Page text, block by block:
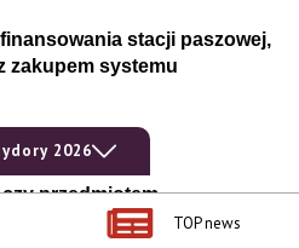
stacji paszowej,
zakupem systemu
przedmiotem
działania Rolnictwo 4.0
2026
TOP news